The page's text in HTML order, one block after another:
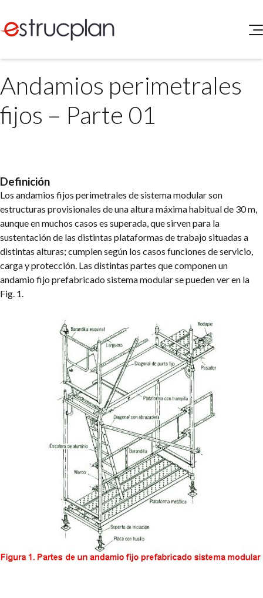
SERVICIOS
Medio Ambiente
INGRESAR
Matriz Premium
Matriz Profesional
Andamios perimetrales
fijos – Parte 01
Definición
Los andamios fijos perimetrales de sistema modular son
estructuras provisionales de una altura máxima habitual de 30 m,
aunque en muchos casos es superada, que sirven para la
sustentación de las distintas plataformas de trabajo situadas a
distintas alturas; cumplen según los casos funciones de servicio,
carga y protección. Las distintas partes que componen un
andamio fijo prefabricado sistema modular se pueden ver en la
Fig. 1.